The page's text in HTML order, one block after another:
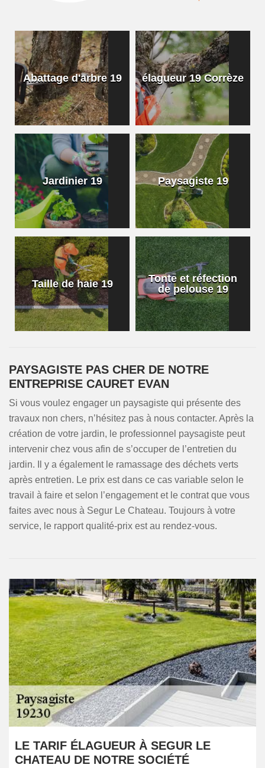
Abattage d'arbre 19 élagueur 19 Corrèze
Jardinier 19 Paysagiste 19
Taille de haie 19
Tonte et réfection
de pelouse 19
PAYSAGISTE PAS CHER DE NOTRE
ENTREPRISE CAURET EVAN
Si vous voulez engager un paysagiste qui présente des
travaux non chers, n’hésitez pas à nous contacter. Après la
création de votre jardin, le professionnel paysagiste peut
intervenir chez vous afin de s’occuper de l’entretien du
jardin. Il y a également le ramassage des déchets verts
après entretien. Le prix est dans ce cas variable selon le
travail à faire et selon l’engagement et le contrat que vous
faites avec nous à Segur Le Chateau. Toujours à votre
service, le rapport qualité-prix est au rendez-vous.
LE TARIF ÉLAGUEUR À SEGUR LE
CHATEAU DE NOTRE SOCIÉTÉ